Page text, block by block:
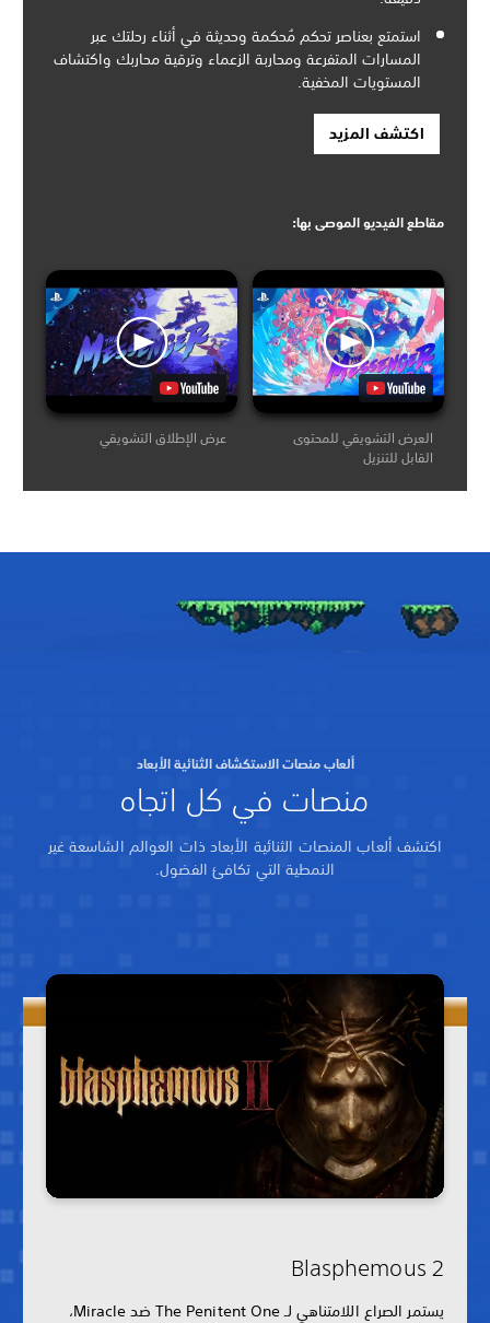
استمتع بعناصر تحكم مُحكمة وحديثة في أثناء رحلتك عبر
المسارات المتفرعة ومحاربة الزعماء وترقية محاربك واكتشاف
المستويات المخفية.
اكتشف المزيد
مقاطع الفيديو الموصى بها:
عرض الإطلاق التشويقي
العرض التشويقي للمحتوى
القابل للتنزيل
ألعاب منصات الاستكشاف الثنائية الأبعاد
منصات في كل اتجاه
اكتشف ألعاب المنصات الثنائية الأبعاد ذات العوالم الشاسعة غير
النمطية التي تكافئ الفضول.
Blasphemous 2
يستمر الصراع اللامتناهي لـ The Penitent One ضد Miracle،